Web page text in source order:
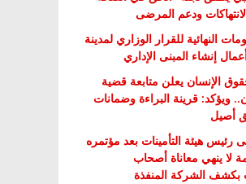
ودعم المرضى
النهائية للقرار الوزاري لمدينة
إنشاء المبنى الإداري
الإنسان يعلن متابعة قضية
ويؤكد: قرينة البراءة وضمانات
أصيل
رئيس هيئة التأمينات بعد مؤتمره
لا ينهي معاناة أصحاب
بكشف الشركة المنفذة